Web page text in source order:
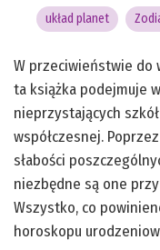
układ planet
W przeciwieństwie do
ta książka podejmuje
nieprzystających
współczesnej.
słabości
niezbędne są one
Wszystko, co
horoskopu